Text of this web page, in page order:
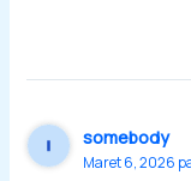
somebody
Maret 6, 2026